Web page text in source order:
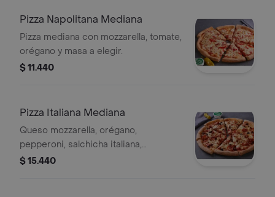
Pizza Napolitana Mediana
Pizza mediana con mozzarella, tomate,
orégano y masa a elegir.
$ 11.440
Pizza Italiana Mediana
Queso mozzarella, orégano,
pepperoni, salchicha italiana,
aceitunas negras, champiñón.
$ 15.440